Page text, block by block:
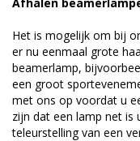
Het is mogelijk om bij
er nu eenmaal grote
beamerlamp,
een groot
met ons op voordat u
zijn dat een lamp net is
teleurstelling van een